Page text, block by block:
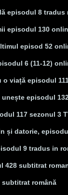
episodul 8 tradus
episodul 130
episod 52
6 (11-12)
o viață episodul
unește episodul
117 sezonul 3
și datorie,
9 tradus in
428 subtitrat
subtitrat română